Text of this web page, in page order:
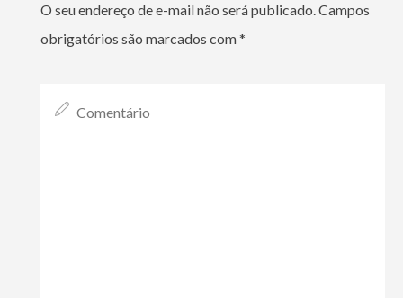
O seu endereço de e-mail não será publicado.Campos
obrigatórios são marcados com*